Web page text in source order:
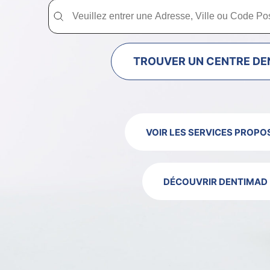
Trouver un centre dentaire Dentimad près
Trouver un centre dentaire Dentimad près de chez vous
TROUVER UN CENTRE
VOIR LES SERVICES
DÉCOUVRIR DENTIMAD